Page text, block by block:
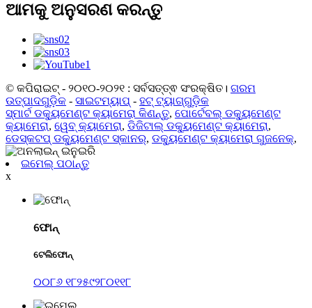
ଆମକୁ ଅନୁସରଣ କରନ୍ତୁ
© କପିରାଇଟ୍ - ୨୦୧୦-୨୦୨୧ : ସର୍ବସତ୍ତ୍ଵ ସଂରକ୍ଷିତ। ଗରମ
ଉତ୍ପାଦଗୁଡ଼ିକ - ସାଇଟମ୍ୟାପ୍ - ହଟ୍ ଟ୍ୟାଗ୍‌ଗୁଡ଼ିକ
ସ୍ମାର୍ଟ ଡକ୍ୟୁମେଣ୍ଟ କ୍ୟାମେରା କିଣନ୍ତୁ, ପୋର୍ଟେବଲ୍ ଡକ୍ୟୁମେଣ୍ଟ
କ୍ୟାମେରା, ୱେବ୍ କ୍ୟାମେରା, ଡିଜିଟାଲ୍ ଡକ୍ୟୁମେଣ୍ଟ କ୍ୟାମେରା,
ଡେସ୍କଟପ୍ ଡକ୍ୟୁମେଣ୍ଟ ସ୍କାନର୍, ଡକ୍ୟୁମେଣ୍ଟ କ୍ୟାମେରା ଗୁଜନେକ୍,
ଇମେଲ୍ ପଠାନ୍ତୁ
x
ଫୋନ୍
ଟେଲିଫୋନ୍
୦୦୮୬ ୧୮୨୫୯୨୮୦୧୧୮